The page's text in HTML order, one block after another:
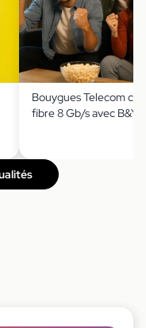
Bouygues Telecom
fibre 8 Gb/s avec